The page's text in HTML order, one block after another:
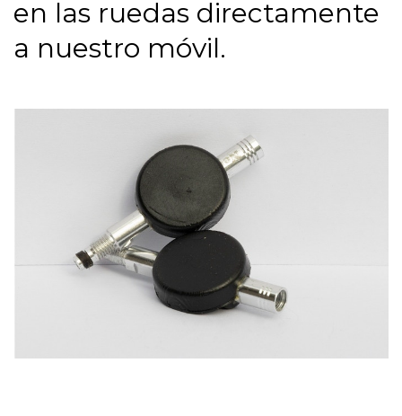
en las ruedas directamente
a nuestro móvil.